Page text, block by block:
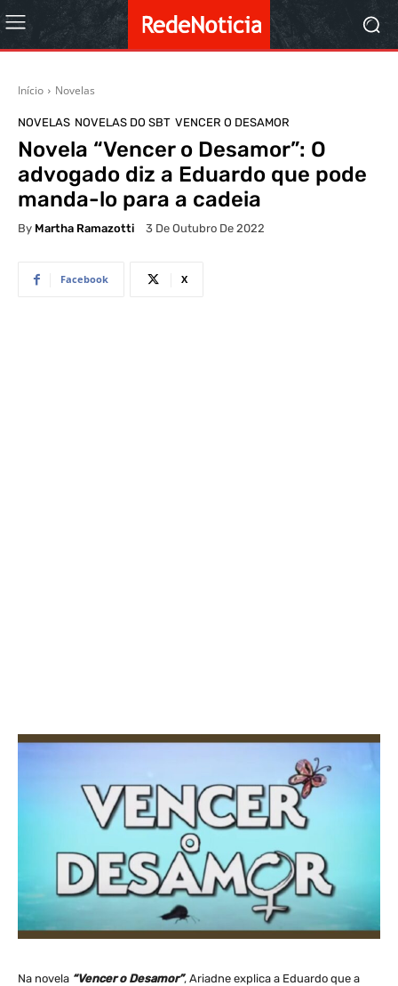
Início Novelas
NOVELAS NOVELAS DO SBT VENCER O DESAMOR
Novela “Vencer o Desamor”: O
advogado diz a Eduardo que pode
manda-lo para a cadeia
By Martha Ramazotti 3 De Outubro De 2022
Facebook X
Na novela “Vencer o Desamor”, Ariadne explica a Eduardo que a